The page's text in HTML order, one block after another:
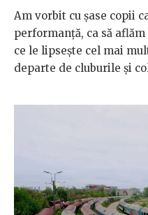
Am vorbit cu șase copii
performanță, ca să
ce le lipsește cel mai
departe de cluburile și